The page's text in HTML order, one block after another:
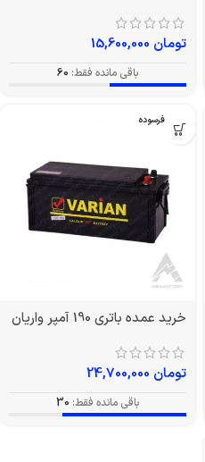
تومان
باقی مانده فقط: 60
بدون فرسوده
خرید عمده باتری 190 آمپر واریان
تومان
باقی مانده فقط: 30